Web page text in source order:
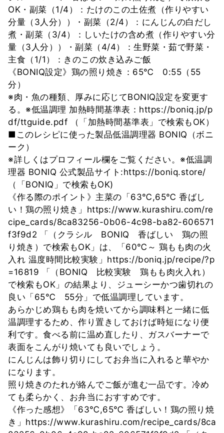
OK・副菜（1/4）：たけのこの土佐煮（作りやすい
分量（3人分））・副菜（2/4）：にんじんの白だし
煮・副菜（3/4）：しいたけの含め煮（作りやすい分
量（3人分））・副菜（4/4）：生野菜・茹で野菜・
主食（1/1）：きのこの炊き込みご飯
《BONIQ設定》鶏の照り焼き：65℃ 0:55（55
分）
※肉・魚の種類、厚みに応じてBONIQ設定を変更す
る。※低温調理 加熱時間基準表：https://boniq.jp/p
df/ttguide.pdf （「加熱時間基準表」で検索もOK）
■このレシピに使った製品低温調理器 BONIQ（ボニ
ーク）
※詳しくはプロフィール欄をご覧ください。※低温調
理器 BONIQ 公式製品サイト:https://boniq.store/
（「BONIQ」で検索もOK)
《作る際のポイント》主菜の「63℃,65℃ 香ばし
い！鶏の照り焼き」https://www.kurashiru.com/re
cipe_cards/8ca83256-0b06-4c98-ba82-606571
f3f9d2 「（クラシル BONIQ 香ばしい 鶏の照
り焼き）で検索もOK」は、「60℃～ 鶏もも肉の火
入れ 温度時間比較実験」https://boniq.jp/recipe/?p
=16819 「（BONIQ 比較実験 鶏もも肉火入れ）
で検索もOK」の結果より、ジューシーかつ歯切れの
良い「65℃ 55分」で低温調理しています。
あらかじめ鶏もも肉を焼いてから調味料と一緒に低
温調理するため、作り置きしておけば時短になり便
利です。食べる前に温め直したり、ガスバーナーで
表面をこんがり焼いても良いでしょう。
にんじんは飾り切りにしてお弁当に入れると華やか
になります。
照り焼きのたれが絡んでご飯が進む一品です。冷め
ても柔らかく、お弁当におすすめです。
《作った感想》「63℃,65℃ 香ばしい！鶏の照り焼
き」https://www.kurashiru.com/recipe_cards/8ca